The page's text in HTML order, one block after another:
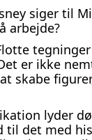
siger til
arbejde?
er ikke
skabe
lyder
til det med